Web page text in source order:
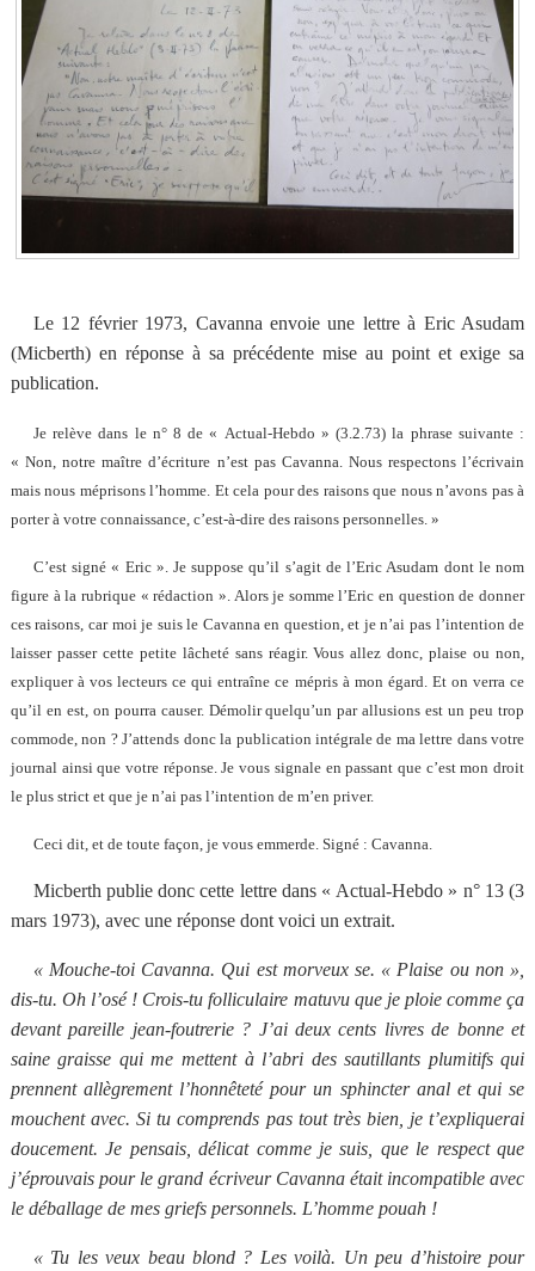
Le 12 février 1973, Cavanna envoie une lettre à Eric Asudam
(Micberth) en réponse à sa précédente mise au point et exige sa
publication.
Je relève dans le n° 8 de « Actual-Hebdo » (3.2.73) la phrase suivante :
« Non, notre maître d’écriture n’est pas Cavanna. Nous respectons l’écrivain
mais nous méprisons l’homme. Et cela pour des raisons que nous n’avons pas à
porter à votre connaissance, c’est-à-dire des raisons personnelles. »
C’est signé « Eric ». Je suppose qu’il s’agit de l’Eric Asudam dont le nom
figure à la rubrique « rédaction ». Alors je somme l’Eric en question de donner
ces raisons, car moi je suis le Cavanna en question, et je n’ai pas l’intention de
laisser passer cette petite lâcheté sans réagir. Vous allez donc, plaise ou non,
expliquer à vos lecteurs ce qui entraîne ce mépris à mon égard. Et on verra ce
qu’il en est, on pourra causer. Démolir quelqu’un par allusions est un peu trop
commode, non ? J’attends donc la publication intégrale de ma lettre dans votre
journal ainsi que votre réponse. Je vous signale en passant que c’est mon droit
le plus strict et que je n’ai pas l’intention de m’en priver.
Ceci dit, et de toute façon, je vous emmerde. Signé : Cavanna.
Micberth publie donc cette lettre dans « Actual-Hebdo » n° 13 (3
mars 1973), avec une réponse dont voici un extrait.
« Mouche-toi Cavanna. Qui est morveux se. « Plaise ou non »,
dis-tu. Oh l’osé ! Crois-tu folliculaire matuvu que je ploie comme ça
devant pareille jean-foutrerie ? J’ai deux cents livres de bonne et
saine graisse qui me mettent à l’abri des sautillants plumitifs qui
prennent allègrement l’honnêteté pour un sphincter anal et qui se
mouchent avec. Si tu comprends pas tout très bien, je t’expliquerai
doucement. Je pensais, délicat comme je suis, que le respect que
j’éprouvais pour le grand écriveur Cavanna était incompatible avec
le déballage de mes griefs personnels. L’homme pouah !
« Tu les veux beau blond ? Les voilà. Un peu d’histoire pour